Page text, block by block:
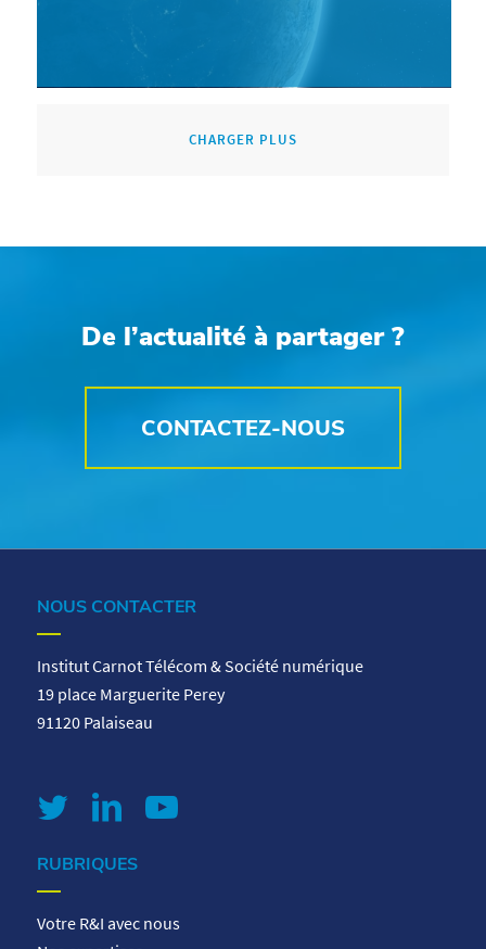
CHARGER PLUS
De l’actualité à partager ?
CONTACTEZ-NOUS
NOUS CONTACTER
Institut Carnot Télécom & Société numérique
19 place Marguerite Perey
91120 Palaiseau
RUBRIQUES
Votre R&I avec nous